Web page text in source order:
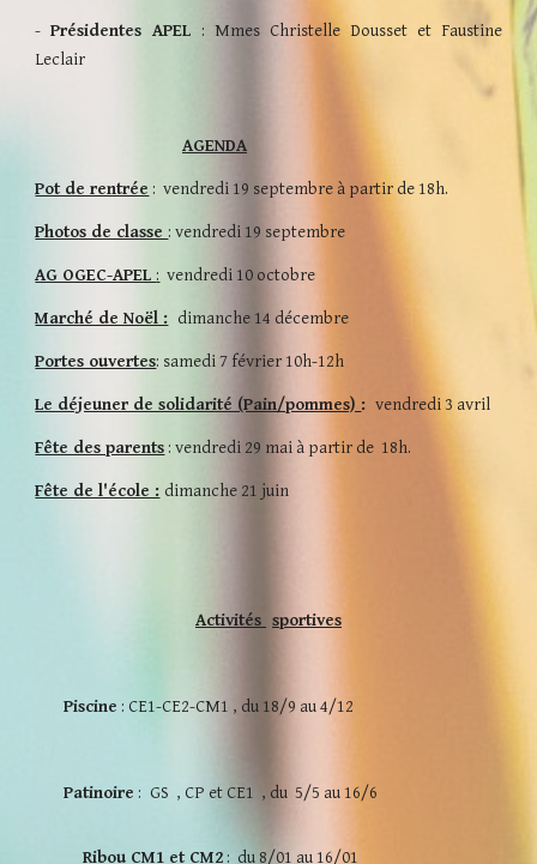
-Présidentes APEL : Mmes Christelle Dousset et Faustine
Leclair
AGENDA
Pot de rentrée : vendredi 19 septembre à partir de 18h.
Photos de classe :vendredi 19 septembre
AG OGEC-APEL : vendredi 10 octobre
Marché de Noël : dimanche 14 décembre
Portes ouvertes: samedi 7 février 10h-12h
Le déjeuner de solidarité (Pain/pommes) :vendredi 3 avril
Fête des parents : vendredi 29 mai à partir de 18h.
Fête de l'école : dimanche 21 juin
Activités sportives
Piscine : CE1-CE2-CM1 , du 18/9 au 4/12
Patinoire : GS , CP et CE1 , du 5/5 au 16/6
Ribou CM1 et CM2 : du 8/01 au 16/01